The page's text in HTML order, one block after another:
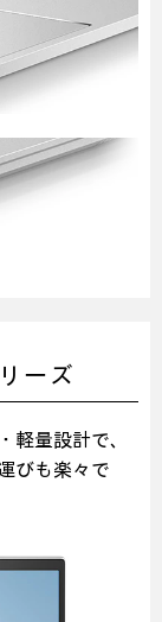
ーズ
軽量設計で、
びも楽々で